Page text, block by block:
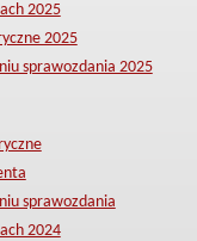
2025
2025
sprawozdania 2025
sprawozdania
2024